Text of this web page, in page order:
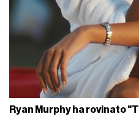
Ryan Murphy ha rovinato